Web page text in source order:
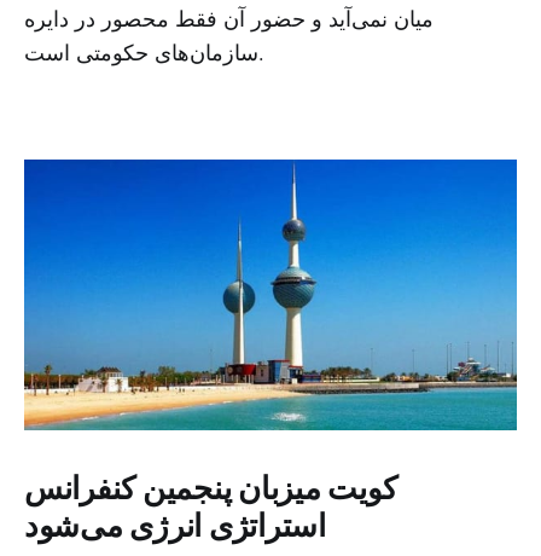
میان نمی‌آید و حضور آن فقط محصور در دایره
سازمان‌های حکومتی است.
کویت میزبان پنجمین کنفرانس
استراتژی انرژی می‌شود